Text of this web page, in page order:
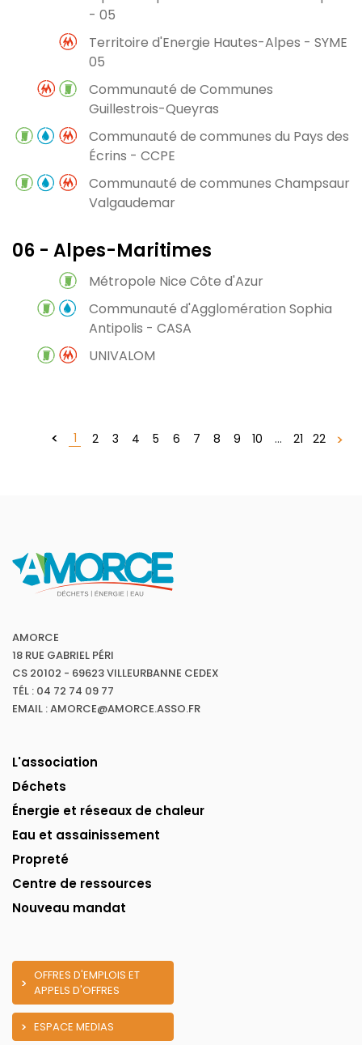
- 05
Territoire d'Energie Hautes-Alpes - SYME
05
Communauté de Communes
Guillestrois-Queyras
Communauté de communes du Pays des
Écrins - CCPE
Communauté de communes Champsaur
Valgaudemar
06 - Alpes-Maritimes
Métropole Nice Côte d'Azur
Communauté d'Agglomération Sophia
Antipolis - CASA
UNIVALOM
1 2 3 4 5 6 7 8 9 10 ... 21 22
AMORCE
18 RUE GABRIEL PÉRI
CS 20102 - 69623 VILLEURBANNE CEDEX
TÉL : 04 72 74 09 77
EMAIL : AMORCE@AMORCE.ASSO.FR
L'association
Déchets
Énergie et réseaux de chaleur
Eau et assainissement
Propreté
Centre de ressources
Nouveau mandat
OFFRES D'EMPLOIS ET
APPELS D'OFFRES
ESPACE MEDIAS